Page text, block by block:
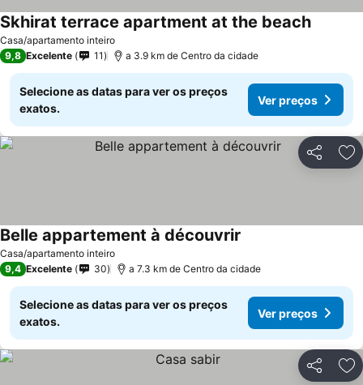
Casa/apartamento inteiro
Skhirat terrace apartment at the beachVer
9,8 Excelente 11 a 3.9 km de Centro da cidade
Selecione as datas para ver os preços
exatos.
Ver preços
Partilhar
Casa/apartamento inteiro
Belle appartement à découvrir
9,4 Excelente 30 a 7.3 km de Centro da cidade
Selecione as datas para ver os preços
exatos.
Ver preços
Partilhar